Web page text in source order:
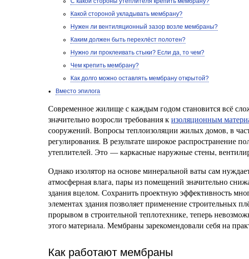
Какой стороной укладывать мембрану?
Нужен ли вентиляционный зазор возле мембраны?
Каким должен быть перехлёст полотен?
Нужно ли проклеивать стыки? Если да, то чем?
Чем крепить мембрану?
Как долго можно оставлять мембрану открытой?
Вместо эпилога
Современное жилище с каждым годом становится всё
значительно возросли требования кизоляционным
сооружений. Вопросы теплоизоляции жилых домов, в
регулирования. В результате широкое распространение
утеплителей. Это — каркасные наружные стены,
Однако изолятор на основе минеральной ваты сам
атмосферная влага, пары из помещений значительно
здания вцелом. Сохранить проектную эффективность
элементах здания позволяет применение строительных
прорывом в строительной теплотехнике, теперь
этого материала. Мембраны зарекомендовали себя на
Как работают мембраны